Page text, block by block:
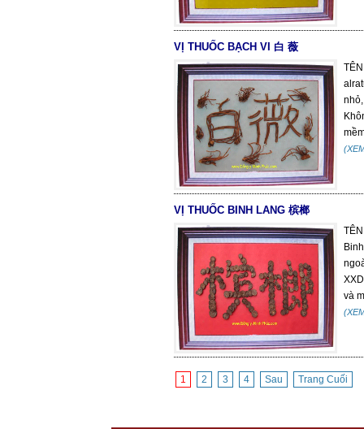
VỊ THUỐC BẠCH VI 白 薇
VỊ THUỐC BINH LANG 槟榔
và
1 2 3 4 Sau Trang Cuối